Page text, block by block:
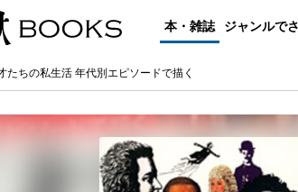
本・雑誌 ジャンルで
たちの私生活 年代別エピソードで描く